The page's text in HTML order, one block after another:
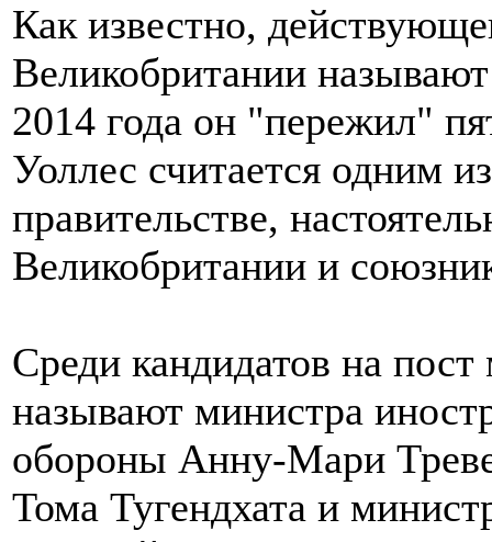
Как известно,
Великобритании
2014 года он "пережил"
Уоллес считается одним
правительстве,
Великобритании и
Среди кандидатов на
называют министра
обороны Анну-Мари
Тома Тугендхата и